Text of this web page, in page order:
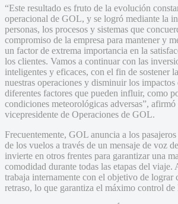
“Este resultado es fruto de la evolución
operacional de GOL, y se logró mediante la
personas, los procesos y sistemas que
compromiso de la empresa para mantener y
un factor de extrema importancia en la
los clientes. Vamos a continuar con las
inteligentes y eficaces, con el fin de sostener
nuestras operaciones y disminuir los impactos
diferentes factores que pueden influir, como
condiciones meteorológicas adversas”,
vicepresidente de Operaciones de GOL.
Frecuentemente, GOL anuncia a los
de los vuelos a través de un mensaje de voz
invierte en otros frentes para garantizar una
comodidad durante todas las etapas del viaje.
trabaja internamente con el objetivo de lograr
retraso, lo que garantiza el máximo control